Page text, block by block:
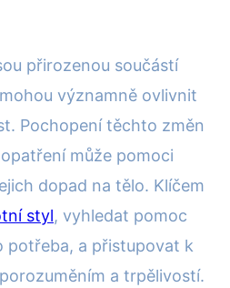
přirozenou součástí
významně ovlivnit
Pochopení těchto změn
může pomoci
dopad na tělo. Klíčem
styl, vyhledat pomoc
potřeba, a přistupovat k
a trpělivostí.